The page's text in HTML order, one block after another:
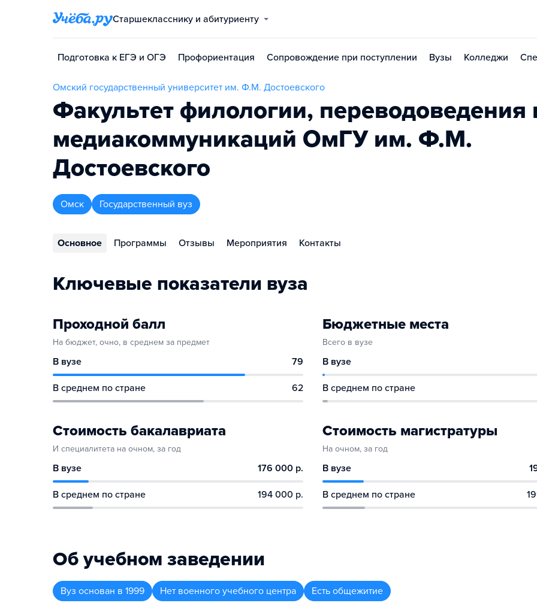
Старшекласснику и абитуриенту
Подготовка к ЕГЭ и ОГЭ Профориентация Сопровождение при поступлении Вузы Колледжи
Омский государственный университет им. Ф.М. Достоевского
Факультет филологии, переводоведения
медиакоммуникаций ОмГУ им. Ф.М.
Достоевского
Омск Государственный вуз
Основное Программы Отзывы Мероприятия Контакты
Ключевые показатели вуза
Проходной балл
На бюджет, очно, в среднем за предмет
В вузе 79
В среднем по стране 62
Бюджетные места
Всего в вузе
В вузе
В среднем по стране
Стоимость бакалавриата
И специалитета на очном, за год
В вузе 176 000 р.
В среднем по стране 194 000 р.
Стоимость магистратуры
На очном, за год
В вузе
В среднем по стране
Об учебном заведении
Вуз основан в 1999 Нет военного учебного центра Есть общежитие